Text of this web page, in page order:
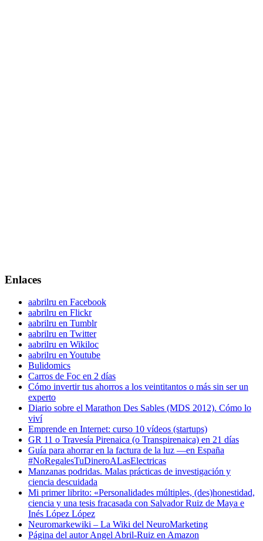
Enlaces
aabrilru en Facebook
aabrilru en Flickr
aabrilru en Tumblr
aabrilru en Twitter
aabrilru en Wikiloc
aabrilru en Youtube
Bulidomics
Carros de Foc en 2 días
Cómo invertir tus ahorros a los veintitantos o más sin ser un
experto
Diario sobre el Marathon Des Sables (MDS 2012). Cómo lo
viví
Emprende en Internet: curso 10 vídeos (startups)
GR 11 o Travesía Pirenaica (o Transpirenaica) en 21 días
Guía para ahorrar en la factura de la luz —en España
#NoRegalesTuDineroALasElectricas
Manzanas podridas. Malas prácticas de investigación y
ciencia descuidada
Mi primer librito: «Personalidades múltiples, (des)honestidad,
ciencia y una tesis fracasada con Salvador Ruiz de Maya e
Inés López López
Neuromarkewiki – La Wiki del NeuroMarketing
Página del autor Angel Abril-Ruiz en Amazon